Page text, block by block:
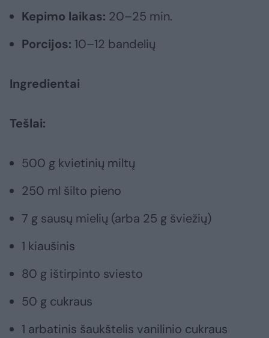
Kepimo laikas: 20–25 min.
Porcijos: 10–12 bandelių
Ingredientai
Tešlai:
500 g kvietinių miltų
250 ml šilto pieno
7 g sausų mielių (arba 25 g šviežių)
1 kiaušinis
80 g ištirpinto sviesto
50 g cukraus
1 arbatinis šaukštelis vanilinio cukraus